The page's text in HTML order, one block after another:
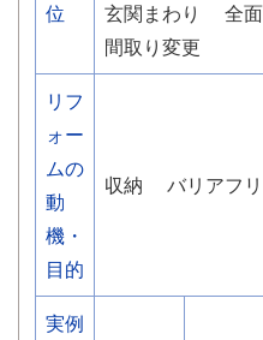
位 玄関まわり
全
間取り変更
リフ
ォー
ムの
動
機・
目的
収納 バリアフ
実例